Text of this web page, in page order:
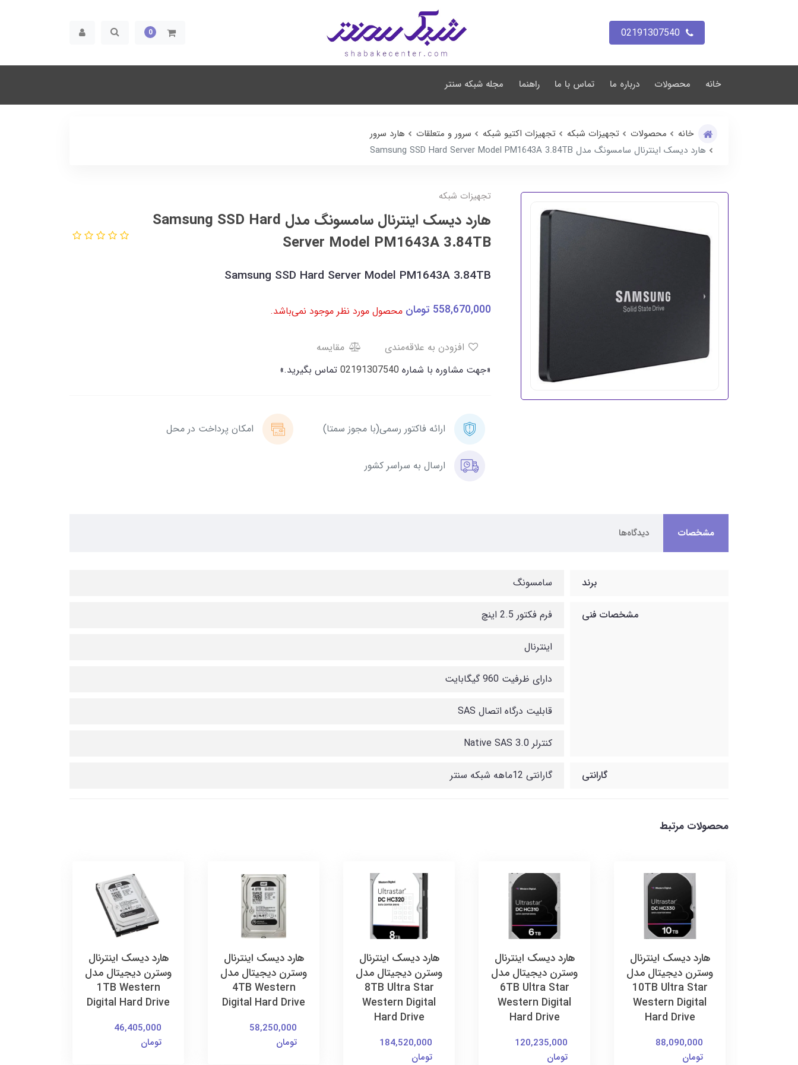
02191307540
0
خانه محصولات درباره ما تماس با ما راهنما مجله شبکه سنتر
خانه محصولات تجهیزات شبکه تجهیزات اکتیو شبکه سرور و متعلقات
هارد سرور
هارد دیسک اینترنال سامسونگ مدل Samsung SSD Hard Server Model PM1643A 3.84TB
تجهیزات شبکه
هارد دیسک اینترنال سامسونگ مدل Samsung SSD Hard
Server Model PM1643A 3.84TB
Samsung SSD Hard Server Model PM1643A 3.84TB
558,670,000 تومان محصول مورد نظر موجود نمی‌باشد.
مقایسه
«جهت مشاوره با شماره 02191307540 تماس بگیرید.»
ارائه فاکتور رسمی(با مجوز سمتا) امکان پرداخت در محل
ارسال به سراسر کشور
مشخصات دیدگاه‌ها
برند سامسونگ
مشخصات فنی فرم فکتور 2.5 اینچ
اینترنال
دارای ظرفیت 960 گیگابایت
قابلیت درگاه اتصال SAS
کنترلر Native SAS 3.0
گارانتی گارانتی 12ماهه شبکه سنتر
محصولات مرتبط
هارد دیسک اینترنال
وسترن دیجیتال مدل
10TB Ultra Star
Western Digital
Hard Drive
88,090,000
تومان
هارد دیسک اینترنال
وسترن دیجیتال مدل
6TB Ultra Star
Western Digital
Hard Drive
120,235,000
تومان
هارد دیسک اینترنال
وسترن دیجیتال مدل
8TB Ultra Star
Western Digital
Hard Drive
184,520,000
تومان
هارد دیسک اینترنال
وسترن دیجیتال مدل
4TB Western
Digital Hard Drive
58,250,000
تومان
هارد دیسک اینترنال
وسترن دیجیتال مدل
1TB Western
Digital Hard Drive
46,405,000
تومان